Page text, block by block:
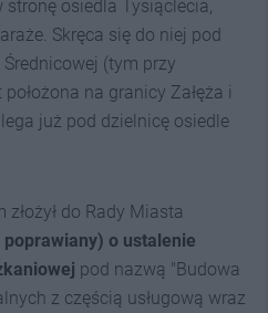
osiedla Tysiąclecia,
Skręca się do niej pod
(tym przy
na granicy Załęża i
już pod dzielnicę osiedle
do Rady Miasta
o ustalenie
pod nazwą "Budowa
z częścią usługową wraz